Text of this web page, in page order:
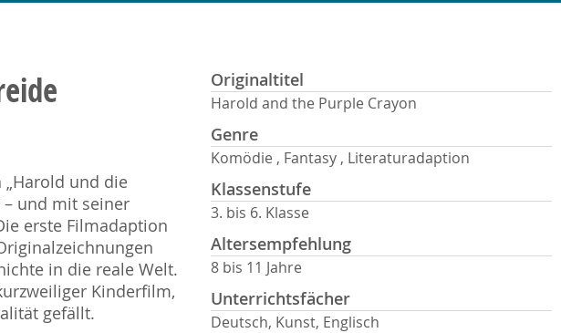
„Harold und die
– und mit seiner
erste Filmadaption
in die reale Welt.
Kinderfilm,
gefällt.
Originaltitel
Harold and the Purple Crayon
Genre
Komödie , Fantasy , Literaturadaption
Klassenstufe
3. bis 6. Klasse
Altersempfehlung
8 bis 11 Jahre
Unterrichtsfächer
Deutsch, Kunst, Englisch